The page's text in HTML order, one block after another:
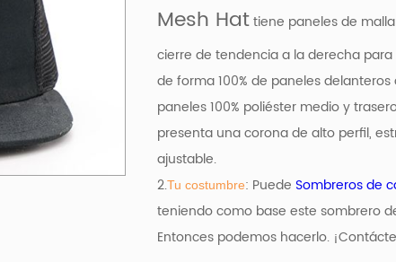
Mesh Hattiene paneles de
cierre de tendencia a la derecha
de forma 100% de paneles
paneles 100% poliéster medio y
presenta una corona de alto perfil,
ajustable.
2.Tu costumbre: Puede Sombreros de
teniendo como base este sombrero
Entonces podemos hacerlo.